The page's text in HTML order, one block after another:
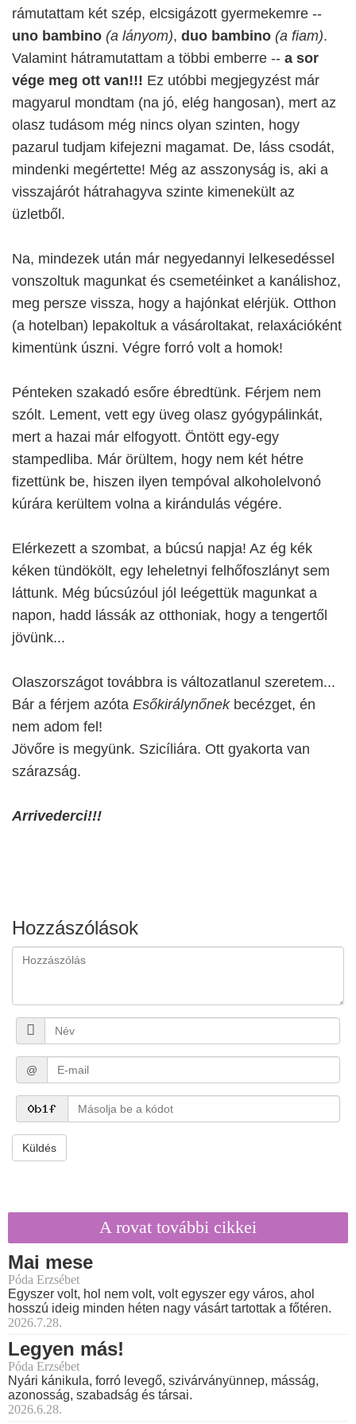
rámutattam két szép, elcsigázott gyermekemre --
uno bambino (a lányom), duo bambino (a fiam).
Valamint hátramutattam a többi emberre -- a sor
vége meg ott van!!! Ez utóbbi megjegyzést már
magyarul mondtam (na jó, elég hangosan), mert az
olasz tudásom még nincs olyan szinten, hogy
pazarul tudjam kifejezni magamat. De, láss csodát,
mindenki megértette! Még az asszonyság is, aki a
visszajárót hátrahagyva szinte kimenekült az
üzletből.
Na, mindezek után már negyedannyi lelkesedéssel
vonszoltuk magunkat és csemetéinket a kanálishoz,
meg persze vissza, hogy a hajónkat elérjük. Otthon
(a hotelban) lepakoltuk a vásároltakat, relaxációként
kimentünk úszni. Végre forró volt a homok!
Pénteken szakadó esőre ébredtünk. Férjem nem
szólt. Lement, vett egy üveg olasz gyógypálinkát,
mert a hazai már elfogyott. Öntött egy-egy
stampedliba. Már örültem, hogy nem két hétre
fizettünk be, hiszen ilyen tempóval alkoholelvonó
kúrára kerültem volna a kirándulás végére.
Elérkezett a szombat, a búcsú napja! Az ég kék
kéken tündökölt, egy leheletnyi felhőfoszlányt sem
láttunk. Még búcsúzóul jól leégettük magunkat a
napon, hadd lássák az otthoniak, hogy a tengertől
jövünk...
Olaszországot továbbra is változatlanul szeretem...
Bár a férjem azóta Esőkirálynőnekbecézget, én
nem adom fel!
Jövőre is megyünk. Szicíliára. Ott gyakorta van
szárazság.
Arrivederci!!!
Hozzászólások
@
Küldés
A rovat további cikkei
Mai mese
Póda Erzsébet
Egyszer volt, hol nem volt, volt egyszer egy város, ahol
hosszú ideig minden héten nagy vásárt tartottak a főtéren.
2026.7.28.
Legyen más!
Póda Erzsébet
Nyári kánikula, forró levegő, szivárványünnep, másság,
azonosság, szabadság és társai.
2026.6.28.